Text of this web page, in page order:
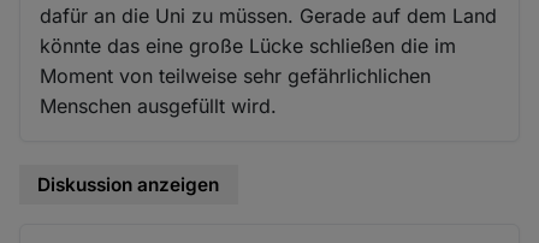
dafür an die Uni zu müssen. Gerade auf dem Land
könnte das eine große Lücke schließen die im
Moment von teilweise sehr gefährlichlichen
Menschen ausgefüllt wird.
Diskussion anzeigen